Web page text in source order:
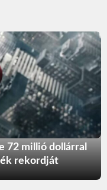
72 millió dollárral
rekordját